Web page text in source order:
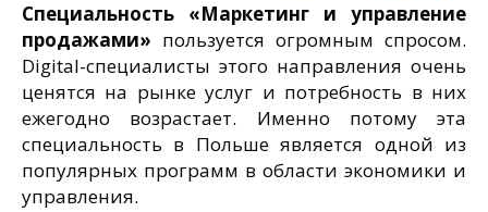
Специальность «Маркетинг и управление
продажами» пользуется огромным спросом.
Digital-специалисты этого направления очень
ценятся на рынке услуг и потребность в них
ежегодно возрастает. Именно потому эта
специальность в Польше является одной из
популярных программ в области экономики и
управления.